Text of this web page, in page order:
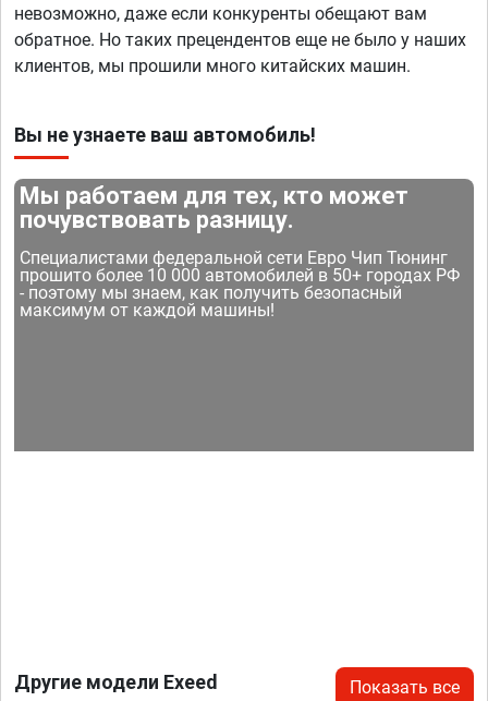
невозможно, даже если конкуренты обещают вам
обратное. Но таких прецендентов еще не было у наших
клиентов, мы прошили много китайских машин.
Вы не узнаете ваш автомобиль!
Мы работаем для тех, кто может
почувствовать разницу.
Специалистами федеральной сети Евро Чип Тюнинг
прошито более 10 000 автомобилей в 50+ городах РФ
- поэтому мы знаем, как получить безопасный
максимум от каждой машины!
Другие модели Exeed Показать все